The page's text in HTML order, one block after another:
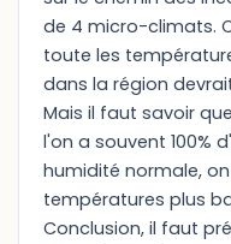
de 4 micro-climats.
toute les
dans la région
Mais il faut savoir
l'on a souvent 100%
humidité normale,
températures plus
Conclusion, il faut